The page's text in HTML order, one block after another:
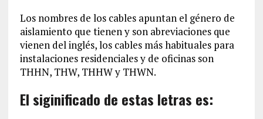
Los nombres de los cables apuntan el género de
aislamiento que tienen y son abreviaciones que
vienen del inglés, los cables más habituales para
instalaciones residenciales y de oficinas son
THHN, THW, THHW y THWN.
El siginificado de estas letras es: